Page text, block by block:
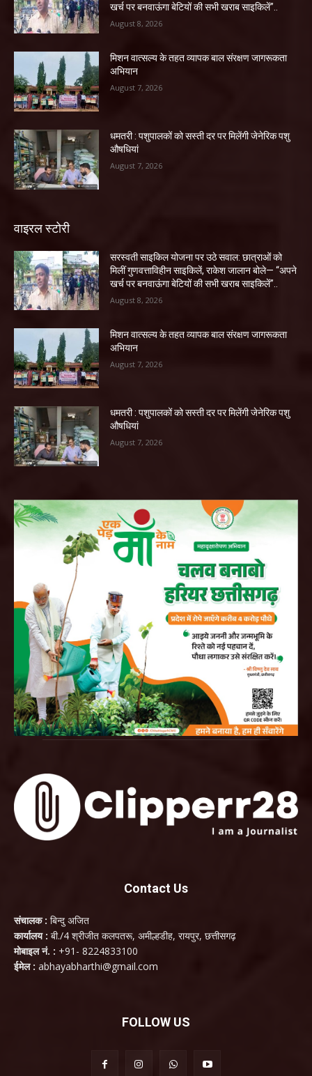
खर्च पर बनवाऊंगा बेटियों की सभी खराब साइकिलें”..
August 8, 2026
मिशन वात्सल्य के तहत व्यापक बाल संरक्षण जागरूकता
अभियान
August 7, 2026
धमतरी : पशुपालकों को सस्ती दर पर मिलेंगी जेनेरिक पशु
औषधियां
August 7, 2026
वाइरल स्टोरी
सरस्वती साइकिल योजना पर उठे सवाल: छात्राओं को
मिलीं गुणवत्ताविहीन साइकिलें, राकेश जालान बोले— “अपने
खर्च पर बनवाऊंगा बेटियों की सभी खराब साइकिलें”..
August 8, 2026
मिशन वात्सल्य के तहत व्यापक बाल संरक्षण जागरूकता
अभियान
August 7, 2026
धमतरी : पशुपालकों को सस्ती दर पर मिलेंगी जेनेरिक पशु
औषधियां
August 7, 2026
Contact Us
संचालक : बिन्दु अजित
कार्यालय : बी./4 श्रीजीत कलपतरू, अमील्हडीह, रायपुर, छत्तीसगढ़
मोबाइल नं. : +91- 8224833100
ईमेल : abhayabharthi@gmail.com
FOLLOW US